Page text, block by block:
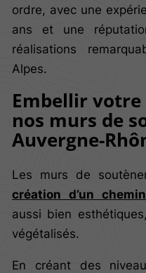
ordre, avec une
ans et une
réalisations
Alpes.
Embellir votre
nos murs de
Auvergne-
Les murs de
création d’un
aussi bien
végétalisés.
En créant des